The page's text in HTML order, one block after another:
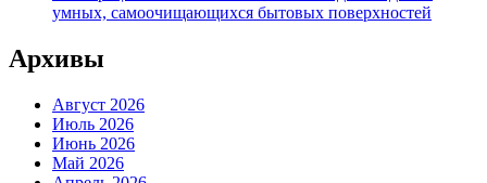
умных, самоочищающихся бытовых поверхностей
Архивы
Август 2026
Июль 2026
Июнь 2026
Май 2026